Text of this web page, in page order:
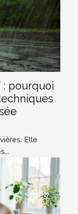
: pourquoi
Elle